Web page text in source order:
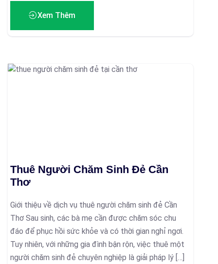
Xem Thêm
Thuê Người Chăm Sinh Đẻ Cần
Thơ
Giới thiệu về dịch vụ thuê người chăm sinh đẻ Cần
Thơ Sau sinh, các bà mẹ cần được chăm sóc chu
đáo để phục hồi sức khỏe và có thời gian nghỉ ngơi.
Tuy nhiên, với những gia đình bận rộn, việc thuê một
người chăm sinh đẻ chuyên nghiệp là giải pháp lý […]